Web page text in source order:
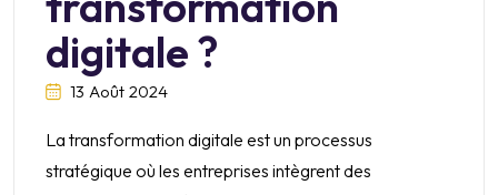
digitale ?
13 Août 2024
La transformation digitale est un processus
stratégique où les entreprises intègrent des